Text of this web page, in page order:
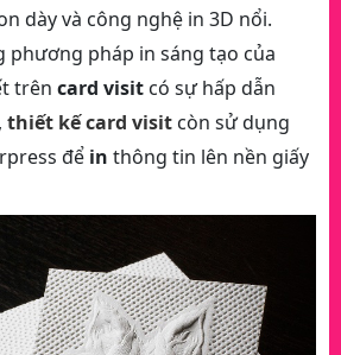
dày và công nghệ in 3D nổi.
phương pháp in sáng tạo của
trên card visit có sự hấp dẫn
thiết kế card visit còn sử dụng
để in thông tin lên nền giấy